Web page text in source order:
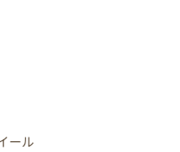
ール